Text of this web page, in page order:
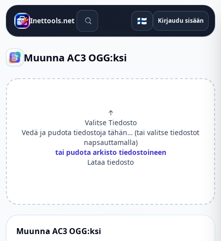
Inettools.net Hakutyökalut 🇫🇮 Kirjaudu sisään
Muunna AC3 OGG:ksi
↑
Valitse Tiedosto
Vedä ja pudota tiedostoja tähän… (tai valitse tiedostot
napsauttamalla)
tai pudota arkisto tiedostoineen
Lataa tiedosto
Muunna AC3 OGG:ksi